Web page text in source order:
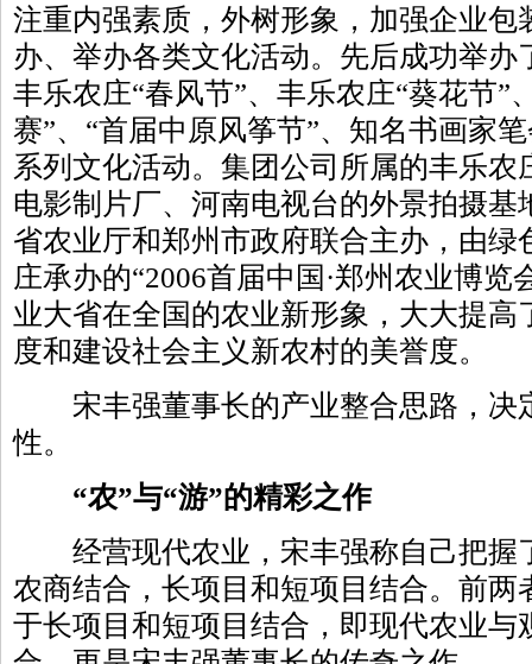
注重内强素质，外树形象，加强企业包
办、举办各类文化活动。先后成功举
丰乐农庄“春风节”、丰乐农庄“葵花节”
赛”、“首届中原风筝节”、知名书画家
系列文化活动。集团公司所属的丰乐
电影制片厂、河南电视台的外景拍摄基
省农业厅和郑州市政府联合主办，由绿
庄承办的“2006首届中国·郑州农业博览
业大省在全国的农业新形象，大大提高
度和建设社会主义新农村的美誉度。
宋丰强董事长的产业整合思路，决
性。
“农”与“游”的精彩之作
经营现代农业，宋丰强称自己把握
农商结合，长项目和短项目结合。前两
于长项目和短项目结合，即现代农业与